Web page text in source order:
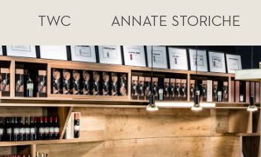
TWC ANNATE STORICHE